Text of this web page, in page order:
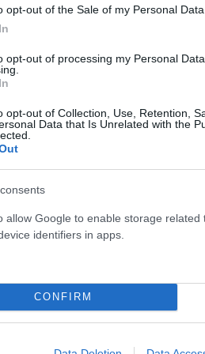
opt-out of the Sale of my Personal Data.
opt-out of processing my Personal
opt-out of Collection, Use, Retention,
Data that Is Unrelated with the
allow Google to enable storage
identifiers in apps.
CONFIRM
στον ευρύτερο
στην κεντρική πολιτική
στο πρώην κόμμα του.